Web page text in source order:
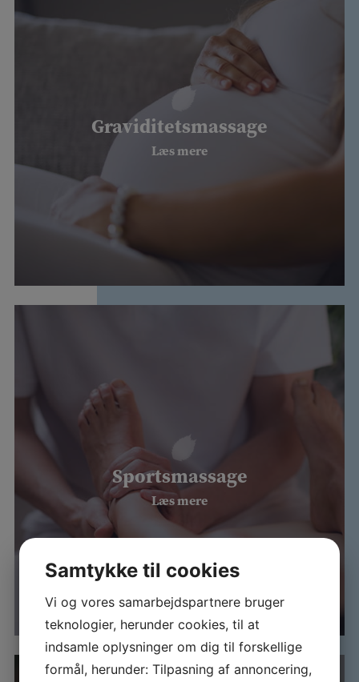
Graviditetsmassage
Læs mere
Sportsmassage
Læs mere
Samtykke til cookies
Vi og vores samarbejdspartnere bruger
teknologier, herunder cookies, til at
indsamle oplysninger om dig til forskellige
formål, herunder: Tilpasning af annoncering,